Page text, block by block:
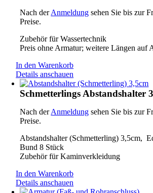
Nach derAnmeldung sehen Sie bis zur
Preise.
Zubehör für Wassertechnik
Preis ohne Armatur; weitere Längen auf
In den Warenkorb
Details anschauen
Schmetterlings Abstandshalter
Nach derAnmeldung sehen Sie bis zur
Preise.
Abstandshalter (Schmetterling) 3,5cm,
Bund 8 Stück
Zubehör für Kaminverkleidung
In den Warenkorb
Details anschauen